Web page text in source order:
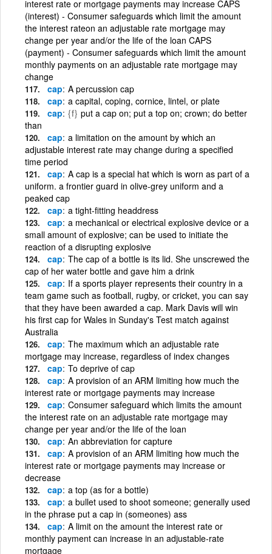
interest rate or mortgage payments may increase CAPS
(interest) - Consumer safeguards which limit the amount
the interest rateon an adjustable rate mortgage may
change per year and/or the life of the loan CAPS
(payment) - Consumer safeguards which limit the amount
monthly payments on an adjustable rate mortgage may
change
cap A percussion cap
cap a capital, coping, cornice, lintel, or plate
cap {f} put a cap on; put a top on; crown; do better
than
cap a limitation on the amount by which an
adjustable interest rate may change during a specified
time period
cap A cap is a special hat which is worn as part of a
uniform. a frontier guard in olive-grey uniform and a
peaked cap
cap a tight-fitting headdress
cap a mechanical or electrical explosive device or a
small amount of explosive; can be used to initiate the
reaction of a disrupting explosive
cap The cap of a bottle is its lid. She unscrewed the
cap of her water bottle and gave him a drink
cap If a sports player represents their country in a
team game such as football, rugby, or cricket, you can say
that they have been awarded a cap. Mark Davis will win
his first cap for Wales in Sunday's Test match against
Australia
cap The maximum which an adjustable rate
mortgage may increase, regardless of index changes
cap To deprive of cap
cap A provision of an ARM limiting how much the
interest rate or mortgage payments may increase
cap Consumer safeguard which limits the amount
the interest rate on an adjustable rate mortgage may
change per year and/or the life of the loan
cap An abbreviation for capture
cap A provision of an ARM limiting how much the
interest rate or mortgage payments may increase or
decrease
cap a top (as for a bottle)
cap a bullet used to shoot someone; generally used
in the phrase put a cap in (someones) ass
cap A limit on the amount the interest rate or
monthly payment can increase in an adjustable-rate
mortgage